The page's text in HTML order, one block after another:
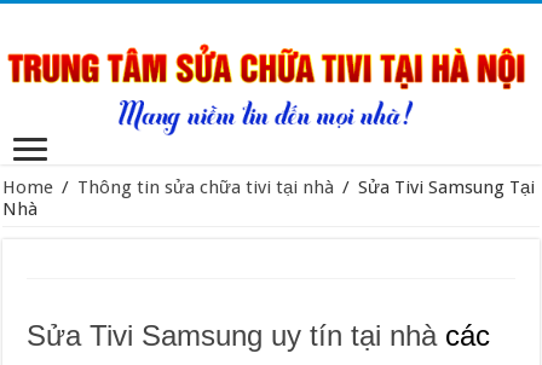
Home / Thông tin sửa chữa tivi tại nhà / Sửa Tivi Samsung Tại
Nhà
Sửa Tivi Samsung uy tín tại nhàcác